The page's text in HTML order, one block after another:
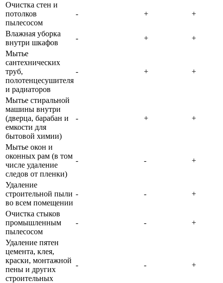
Очистка стен и
потолков
пылесосом
- + +
Влажная уборка
внутри шкафов
- +
+
Мытье
сантехнических
труб,
полотенцесушителя
и радиаторов
- + +
Мытье стиральной
машины внутри
(дверца, барабан и
емкости для
бытовой химии)
- + +
Мытье окон и
оконных рам (в том
числе удаление
следов от пленки)
- - +
Удаление
строительной пыли
во всем помещении
- - +
Очистка стыков
промышленным
пылесосом
- - +
Удаление пятен
цемента, клея,
краски, монтажной
пены и других
строительных
- - +